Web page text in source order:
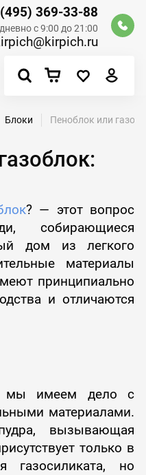
369-33-88
с 9:00 до 21:00
Блоки Пеноблок или
? — этот вопрос
собирающиеся
дом из легкого
материалы
принципиально
и отличаются
имеем дело с
материалами.
вызывающая
только в
газосиликата, но